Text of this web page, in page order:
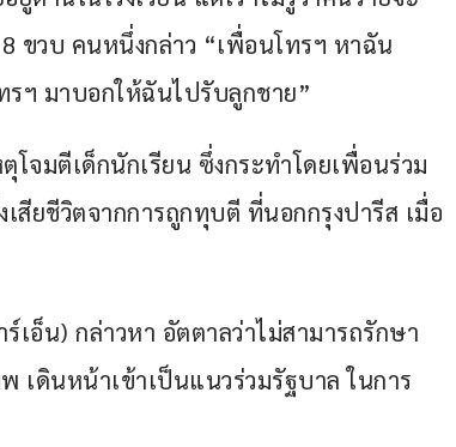
ขวบ คนหนึ่งกล่าว “เพื่อนโทรฯ หาฉัน
รฯ มาบอกให้ฉันไปรับลูกชาย”
จมตีเด็กนักเรียน ซึ่งกระทำโดยเพื่อนร่วม
สียชีวิตจากการถูกทุบตี ที่นอกกรุงปารีส เมื่อ
เอ็น) กล่าวหา อัตตาลว่าไม่สามารถรักษา
ดินหน้าเข้าเป็นแนวร่วมรัฐบาล ในการ